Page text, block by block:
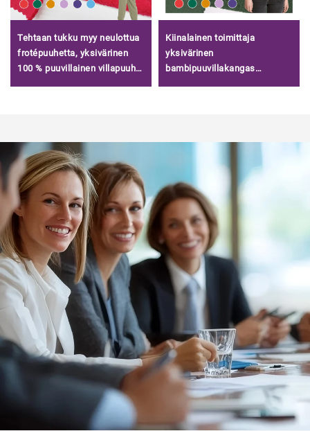
Tehtaan tukku myy neulottua
frotépuuhetta, yksivärinen
100 % puuvillainen villapuuhe,
Kiinalainen toimittaja
yksivärinen
bambipuuvillakangas